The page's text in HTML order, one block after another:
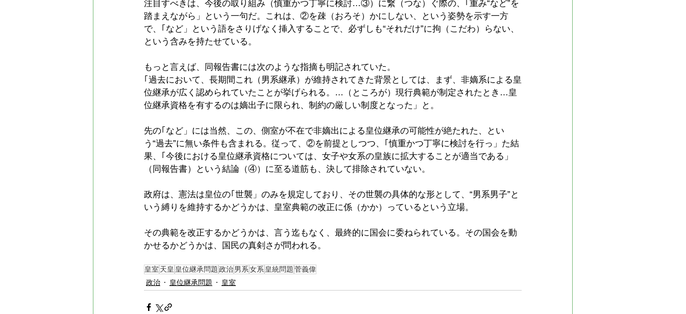
注目すべきは、今後の取り組み（慎重かつ丁寧に検討…③）に繋（つな）ぐ際の、｢重み“など”を
踏まえながら」という一句だ。これは、②を疎（おろそ）かにしない、という姿勢を示す一方
で、｢など」という語をさりげなく挿入することで、必ずしも“それだけ”に拘（こだわ）らない、
という含みを持たせている。
もっと言えば、同報告書には次のような指摘も明記されていた。
｢過去において、長期間これ（男系継承）が維持されてきた背景としては、まず、非嫡系による皇
位継承が広く認められていたことが挙げられる。…（ところが）現行典範が制定されたとき…皇
位継承資格を有するのは嫡出子に限られ、制約の厳しい制度となった」と。
先の｢など」には当然、この、側室が不在で非嫡出による皇位継承の可能性が絶たれた、とい
う“過去”に無い条件も含まれる。従って、②を前提としつつ、｢慎重かつ丁寧に検討を行っ」た結
果、｢今後における皇位継承資格については、女子や女系の皇族に拡大することが適当である」
（同報告書）という結論（④）に至る道筋も、決して排除されていない。
政府は、憲法は皇位の｢世襲」のみを規定しており、その世襲の具体的な形として、“男系男子”と
いう縛りを維持するかどうかは、皇室典範の改正に係（かか）っているという立場。
その典範を改正するかどうかは、言う迄もなく、最終的に国会に委ねられている。その国会を動
かせるかどうかは、国民の真剣さが問われる。
皇室 天皇 皇位継承問題政治男系女系 皇統問題菅義偉
政治
皇位継承問題 皇室